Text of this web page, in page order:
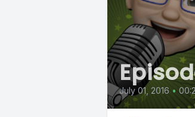
July 01, 2016 •